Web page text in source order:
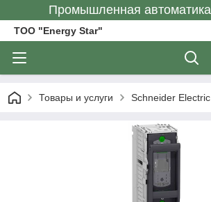
Промышленная
ТОО "Energy Star"
Товары и услуги Schneider